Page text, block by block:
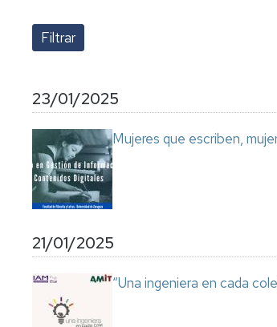
23/01/2025
Mujeres que escriben,
21/01/2025
“Una ingeniera en cada